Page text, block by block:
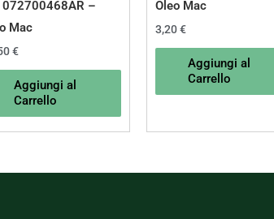
072700468AR –
Mac
€
Aggiungi al
Carrello
Oleo Mac
3,20€
Aggiungi al
Carrello